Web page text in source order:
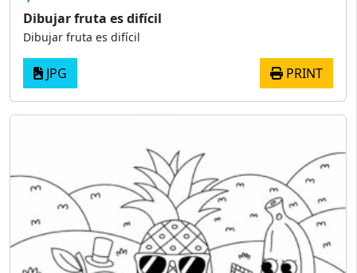
Dibujar fruta es difícil
Dibujar fruta es difícil
JPG PRINT